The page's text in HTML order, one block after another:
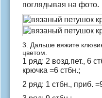
поглядывая на фото.
3. Дальше вяжите
цветом.
1 ряд: 2 возд.пет., 6
крючка =6 стбн.;
2 ряд: 1 стбн., приб.